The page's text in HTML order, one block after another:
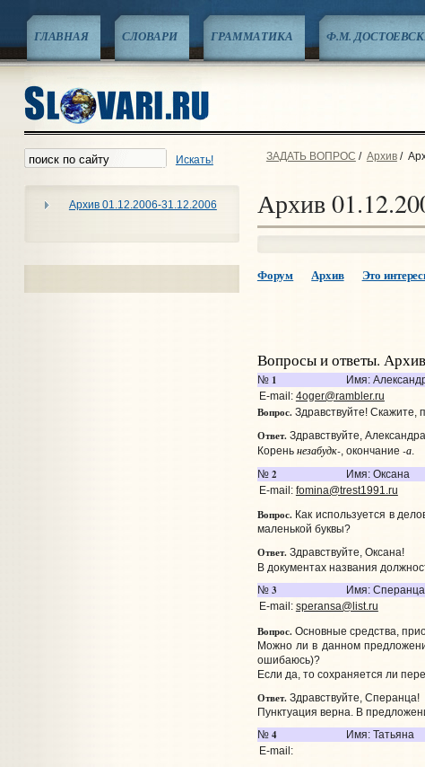
ГЛАВНАЯ СЛОВАРИ ГРАММАТИКА Ф.М.
Искать!
Архив 01.12.2006-31.12.2006
ЗАДАТЬ ВОПРОС / Архив/
Архив
Форум Архив Это
Вопросы и ответы. Архив
№1 Имя:
E-mail: 4oger@rambler.ru
Вопрос.Здравствуйте! Скажите,
Ответ.Здравствуйте,
Корень незабудк-, окончание -а.
№2 Имя: Оксана
E-mail: fomina@trest1991.ru
Вопрос.Как используется в
маленькой буквы?
Ответ.Здравствуйте, Оксана!
В документах названия
№3 Имя: Сперанца
E-mail: speransa@list.ru
Вопрос.Основные средства,
Можно ли в данном
ошибаюсь)?
Если да, то сохраняется ли
Ответ. Здравствуйте, Сперанца!
Пунктуация верна. В
№4 Имя: Татьяна
E-mail: